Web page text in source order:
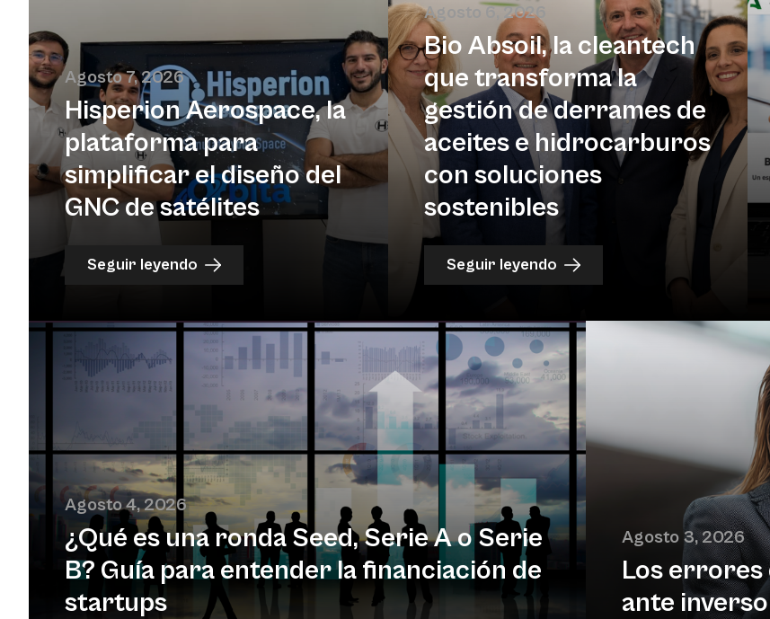
Agosto 7, 2026
Hisperion Aerospace, la
plataforma para
simplificar el diseño del
GNC de satélites
Seguir leyendo
Agosto 6, 2026
Bio Absoil, la cleantech
que transforma la
gestión de derrames de
aceites e hidrocarburos
con soluciones
sostenibles
Seguir leyendo
Agosto 4, 2026
¿Qué es una ronda Seed, Serie A o Serie
B? Guía para entender la financiación de
startups
Agosto 3, 2026
Los errores
ante